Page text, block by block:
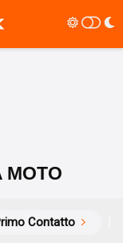
MOTO
Contatto